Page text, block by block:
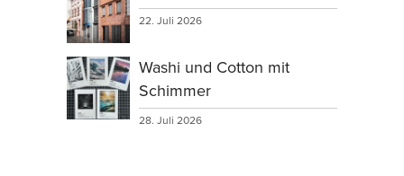
22. Juli 2026
Washi und Cotton mit
Schimmer
28. Juli 2026